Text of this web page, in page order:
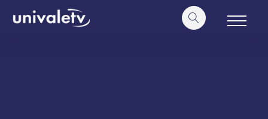
conteúdo